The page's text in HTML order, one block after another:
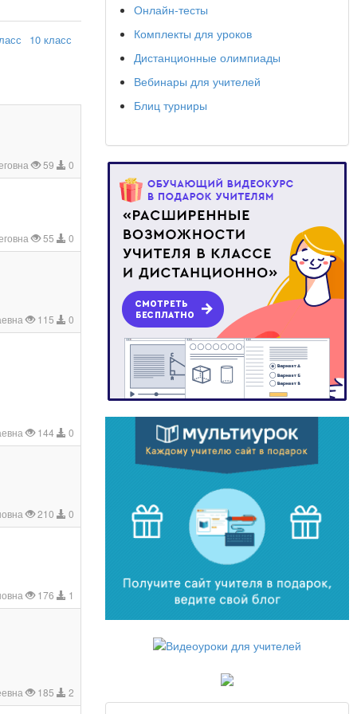
10 класс
59 0
55 0
115 0
144 0
210 0
176 1
185 2
Онлайн-тесты
Комплекты для уроков
Дистанционные олимпиады
Вебинары для учителей
Блиц турниры